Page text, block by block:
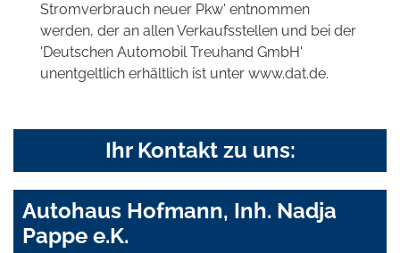
Stromverbrauch neuer Pkw' entnommen
werden, der an allen Verkaufsstellen und bei der
'Deutschen Automobil Treuhand GmbH'
unentgeltlich erhältlich ist unter www.dat.de.
Ihr Kontakt zu uns:
Autohaus Hofmann, Inh. Nadja
Pappe e.K.